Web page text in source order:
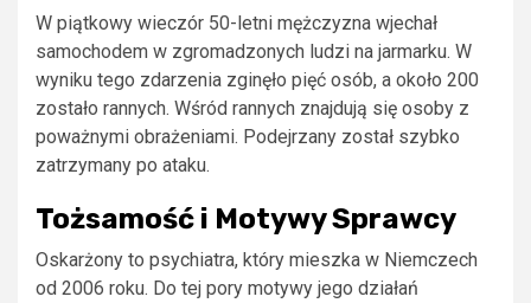
W piątkowy wieczór 50-letni mężczyzna wjechał
samochodem w zgromadzonych ludzi na jarmarku. W
wyniku tego zdarzenia zginęło pięć osób, a około 200
zostało rannych. Wśród rannych znajdują się osoby z
poważnymi obrażeniami. Podejrzany został szybko
zatrzymany po ataku.
Tożsamość i Motywy Sprawcy
Oskarżony to psychiatra, który mieszka w Niemczech
od 2006 roku. Do tej pory motywy jego działań